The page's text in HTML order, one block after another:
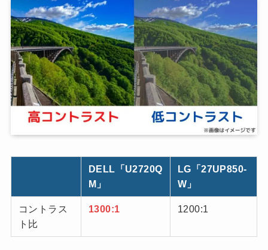
DELL「U2720Q
M」
LG「27UP850-
W」
コントラス
ト比
1300:1 1200:1